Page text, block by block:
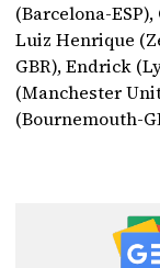
(Barcelona-
Luiz Henrique
GBR), Endrick
(Manchester
(Bournemouth-